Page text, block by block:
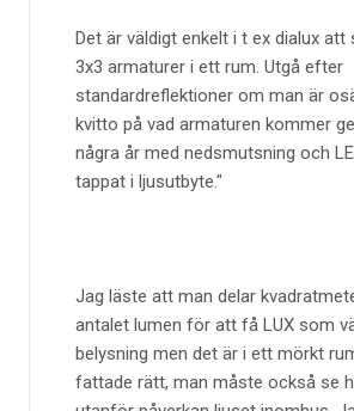
Det är väldigt enkelt i t ex dialux att
3x3 armaturer i ett rum. Utgå efter
standardreflektioner om man är
kvitto på vad armaturen kommer
några år med nedsmutsning och
tappat i ljusutbyte.
Jag läste att man delar
antalet lumen för att få LUX som
belysning men det är i ett mörkt
fattade rätt, man måste också se